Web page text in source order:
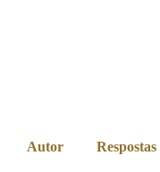
Autor Respostas